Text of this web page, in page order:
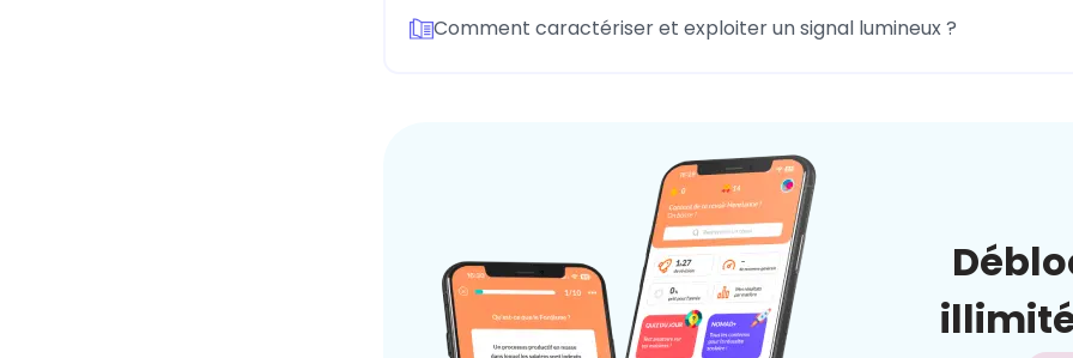
Comment caractériser et exploiter un signal lumineux ?